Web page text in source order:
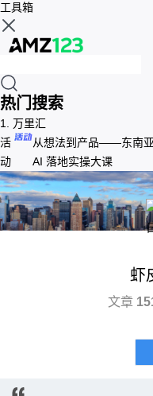
工具箱
热门搜索
1.
万里汇
活
动
从想法到产品——东南
AI 落地实操大课
虾
文章